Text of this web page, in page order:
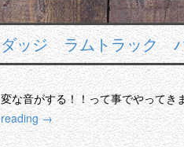
ダッジ ラムトラック
変な音がする！！って事でやって
reading→